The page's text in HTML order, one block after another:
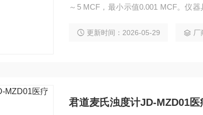
～5 MCF，最小示值0.001 MCF。仪
疗卫生、生物制品、检疫及科研机构的
更新时间：2026-05-29 厂
君道麦氏浊度计JD-MZD01医